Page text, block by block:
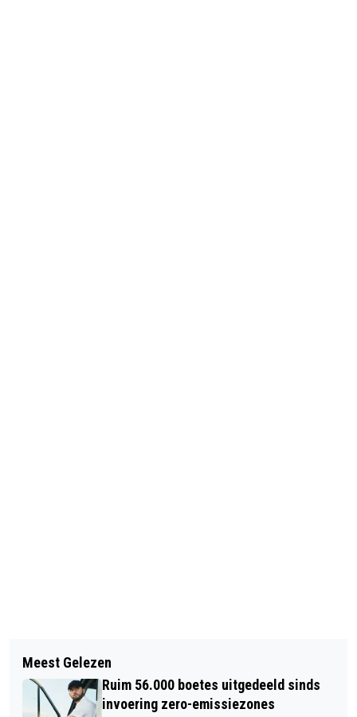
STUDEREN OP Z'N ZWEEDS: BEPAAL
ZELF JE TEMPO
'CHINESE REGERING WIL ROKEN GAAN
ONTMOEDIGEN'
Meest Gelezen
Ruim 56.000 boetes uitgedeeld sinds
invoering zero-emissiezones